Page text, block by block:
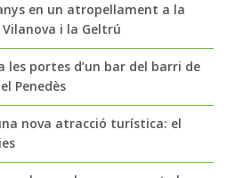
en un atropellament a la
i la Geltrú
les portes d’un bar del barri de
Penedès
nova atracció turística: el